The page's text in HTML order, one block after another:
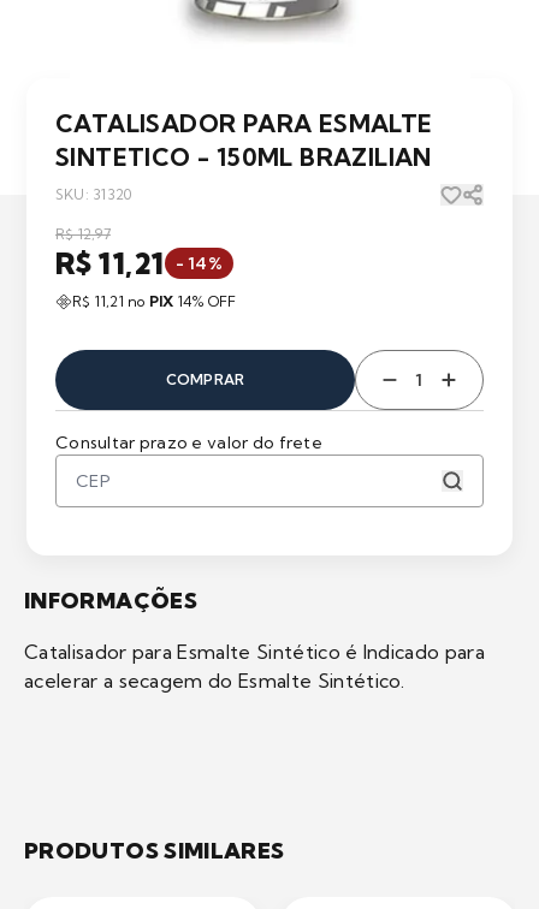
CATALISADOR PARA ESMALTE
SINTETICO - 150ML BRAZILIAN
SKU: 31320
R$ 12,97
R$ 11,21 - 14%
R$ 11,21 no PIX 14% OFF
COMPRAR
Consultar prazo e valor do frete
INFORMAÇÕES
Catalisador para Esmalte Sintético é Indicado para
acelerar a secagem do Esmalte Sintético.
PRODUTOS SIMILARES